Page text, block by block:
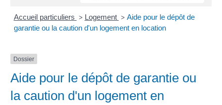
Accueil particuliers > Logement > Aide pour le dépôt de
garantie ou la caution d'un logement en location
Dossier
Aide pour le dépôt de garantie ou
la caution d'un logement en